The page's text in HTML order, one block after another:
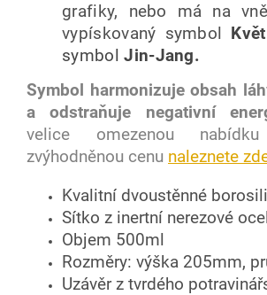
grafiky, nebo má na
vypískovaný symbol
symbol Jin-Jang.
Symbol harmonizuje obsah
a odstraňuje negativní
velice omezenou
zvýhodněnou cenu naleznete
Kvalitní dvoustěnné
Sítko z inertní nerezové
Objem 500ml
Rozměry: výška 205mm,
Uzávěr z tvrdého